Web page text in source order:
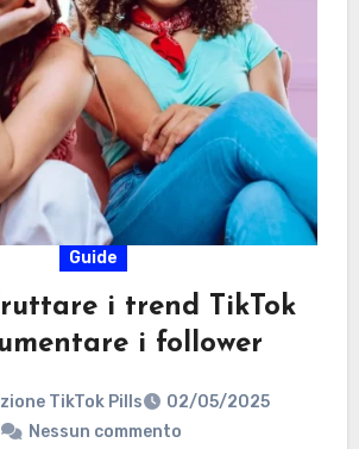
Guide
i trend TikTok
i follower
TikTok Pills
02/05/2025
Nessun commento